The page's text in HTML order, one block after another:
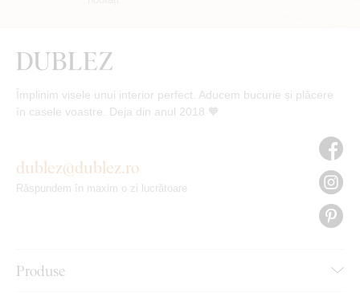
Împlinim visele unui interior perfect. Aducem bucurie și plăcere
în casele voastre. Deja din anul 2018 🧡
Produse
dublez@dublez.ro
Răspundem în maxim o zi lucrătoare